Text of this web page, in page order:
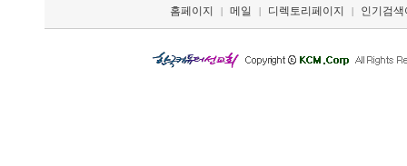
홈페이지 | 메일 | 디렉토리페이지 | 인기검색